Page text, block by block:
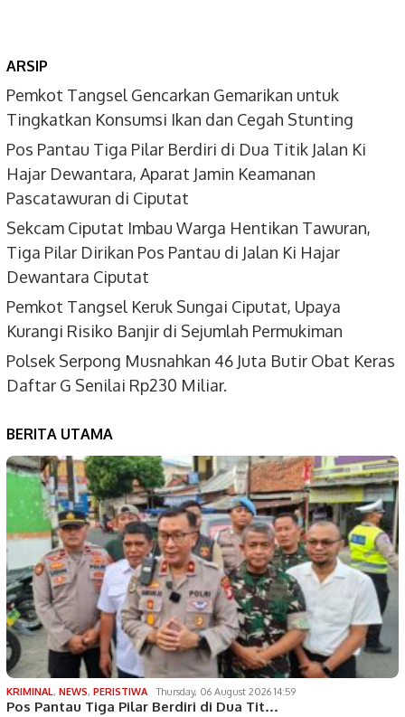
ARSIP
Pemkot Tangsel Gencarkan Gemarikan untuk
Tingkatkan Konsumsi Ikan dan Cegah Stunting
Pos Pantau Tiga Pilar Berdiri di Dua Titik Jalan Ki
Hajar Dewantara, Aparat Jamin Keamanan
Pascatawuran di Ciputat
Sekcam Ciputat Imbau Warga Hentikan Tawuran,
Tiga Pilar Dirikan Pos Pantau di Jalan Ki Hajar
Dewantara Ciputat
Pemkot Tangsel Keruk Sungai Ciputat, Upaya
Kurangi Risiko Banjir di Sejumlah Permukiman
Polsek Serpong Musnahkan 46 Juta Butir Obat Keras
Daftar G Senilai Rp230 Miliar.
BERITA UTAMA
KRIMINAL, NEWS, PERISTIWA Thursday, 06 August 2026 14:59
Pos Pantau Tiga Pilar Berdiri di Dua Tit…